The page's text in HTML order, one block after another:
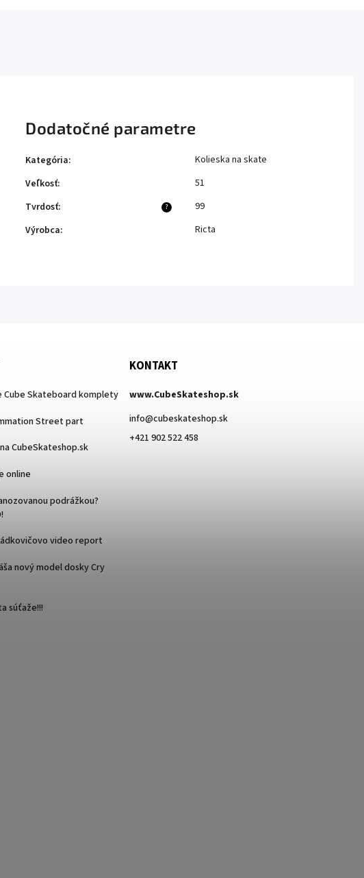
Dodatočné parametre
Kategória:
Kolieska na skate
Veľkosť: 51
?
Tvrdosť:
99
Výrobca: Ricta
Cube Skateboard komplety
Street part
CubeSkateshop.sk
online
podrážkou?
video report
nový model dosky Cry
súťaže!!!
KONTAKT
www.CubeSkateshop.sk
info@cubeskateshop.sk
+421 902 522 458